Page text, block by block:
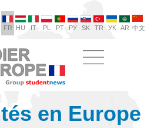
FR HU IT PL PT РУ SK TR УК AR 中文
en Europe